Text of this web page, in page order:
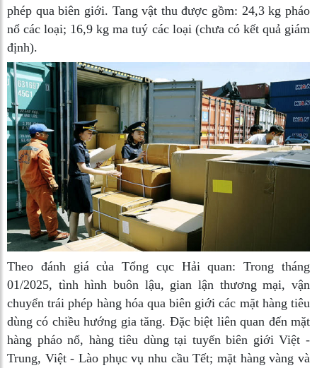
phép qua biên giới. Tang vật thu được gồm: 24,3 kg pháo
nổ các loại; 16,9 kg ma tuý các loại (chưa có kết quả giám
định).
Theo đánh giá của Tổng cục Hải quan: Trong tháng
01/2025, tình hình buôn lậu, gian lận thương mại, vận
chuyển trái phép hàng hóa qua biên giới các mặt hàng tiêu
dùng có chiều hướng gia tăng. Đặc biệt liên quan đến mặt
hàng pháo nổ, hàng tiêu dùng tại tuyến biên giới Việt -
Trung, Việt - Lào phục vụ nhu cầu Tết; mặt hàng vàng và